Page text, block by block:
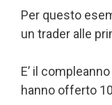
Per questo
un trader alle
E’ il
hanno offerto